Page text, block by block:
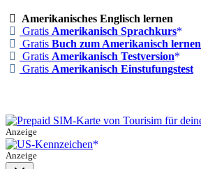
Amerikanisches Englisch lernen
Gratis Amerikanisch Sprachkurs
Gratis Buch zum Amerikanisch lernen
Gratis Amerikanisch Testversion
Gratis Amerikanisch Einstufungstest
Anzeige
Anzeige